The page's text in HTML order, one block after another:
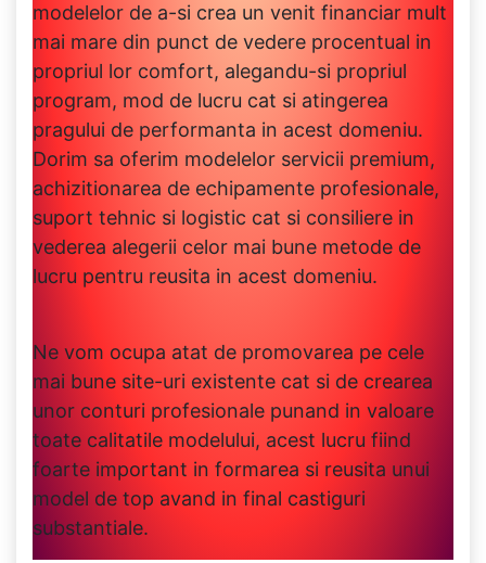
modelelor de a-si crea un venit financiar mult
mai mare din punct de vedere procentual in
propriul lor comfort, alegandu-si propriul
program, mod de lucru cat si atingerea
pragului de performanta in acest domeniu.
Dorim sa oferim modelelor servicii premium,
achizitionarea de echipamente profesionale,
suport tehnic si logistic cat si consiliere in
vederea alegerii celor mai bune metode de
lucru pentru reusita in acest domeniu.
Ne vom ocupa atat de promovarea pe cele
mai bune site-uri existente cat si de crearea
unor conturi profesionale punand in valoare
toate calitatile modelului, acest lucru fiind
foarte important in formarea si reusita unui
model de top avand in final castiguri
substantiale.